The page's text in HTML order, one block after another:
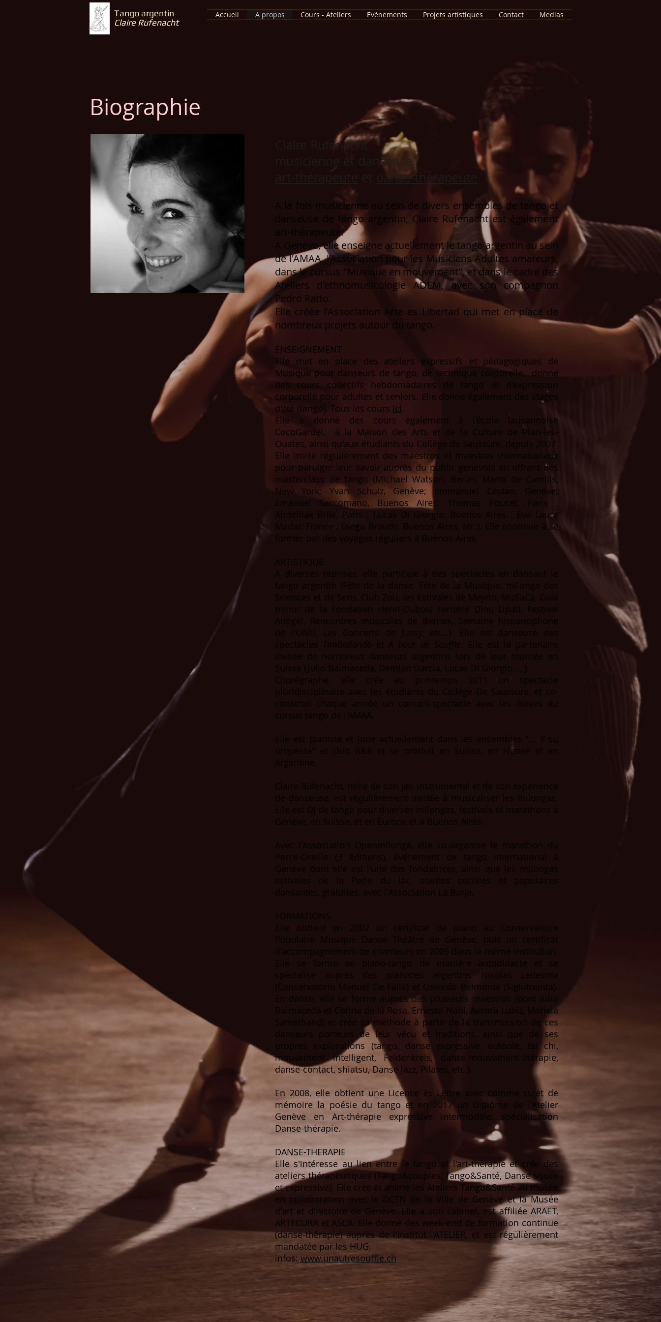
Tango argentin
Claire Rufenacht
Accueil A propos Cours - Ateliers Evénements Projets artistiques Contact Medias
Biographie
Claire Rufenacht
musicienne et danseuse
danse-thérapeute
A la fois musicienne au sein de divers ensembles de tango et
danseuse de tango argentin, Claire Rufenacht est également
art-thérapeute.
A Genève, elle enseigne actuellement le tango argentin au sein
de l'AMAA, l’Association pour les Musiciens Adultes amateurs,
dans le cursus "Musique en mouvement", et dans le cadre des
Ateliers d'ethnomusicologie ADEM, avec son compagnon
Pedro Ratto.
Elle créée l'Association Arte es Libertad qui met en place de
nombreux projets autour du tango.
ENSEIGNEMENT
Elle met en place des ateliers expressifs et pédagogiques de
Musique pour danseurs de tango, de technique corporelle, donne
des cours collectifs hebdomadaires de tango et d'expression
corporelle pour adultes et seniors. Elle donne également des stages
d'été (tango). Tous les cours ici.
Elle a donné des cours également à l'école lausannoise
CocoGardel, à la Maison des Arts et de la Culture de Plan-les-
Ouates, ainsi qu'aux étudiants du Collège de Saussure, depuis 2007.
Elle invite régulièrement des maestros et maestras internationaux
pour partager leur savoir auprès du public genevois en offrant des
masterclass de tango (Michael Watson, Berlin; Mario de Camilis,
New York; Yvan Schulz, Genève; Emmanuel Castan, Genève;
Emanuel Saccomano, Buenos Aires; Thomas Poucet, Paris ;
Abdelhak Briki, Paris ; Lucas Di Giorgio, Buenos Aires ; Eva Laura
Madar, France ; Diego Braude, Buenos Aires, etc.). Elle continue à se
former par des voyages réguliers à Buenos Aires.
ARTISTIQUE
A diverses reprises, elle participe à des spectacles en dansant le
tango argentin (Fête de la danse, Fête de la Musique, milonga des
Sciences et de Sens, Club Zou, les Estivales de Meyrin, MuSaCa, Gala
minor de la Fondation Henri-Dubois Ferrière Dinu Lipati, Festival
Antigel, Rencontres musicales de Bernex, Semaine hispanophone
de l'ONU, Les Concerts de Jussy, etc…). Elle est danseuse des
spectacles Timbailando etA bout de Souffle. Elle est la partenaire
invitée de nombreux danseurs argentins lors de leur tournée en
Suisse (Julio Balmaceda, Demian Garcia, Lucas Di Giorgio, ...).
Chorégraphe, elle crée au printemps 2011 un spectacle
pluridisciplinaire avec les étudiants du Collège De Saussure, et co-
construit chaque année un concert-spectacle avec les élèves du
cursus tango de l'AMAA.
Elle est pianiste et joue actuellement dans les ensembles "... Y su
orquesta" et Duo R&R et se produit en Suisse, en France et en
Argentine.
Claire Rüfenacht, riche de son jeu instrumental et de son expérience
de danseuse, est régulièrement invitée à musicaliser les milongas.
Elle est DJ de tango pour diverses milongas, festivals et marathons à
Genève, en Suisse, et en Europe et à Buenos Aires.
Avec l'Association Openmilonga, elle co-organise le marathon du
Perce-Oreille (3 éditions), événement de tango international à
Genève dont elle est l'une des fondatrices, ainsi que les milongas
estivales de la Perle du lac, soirées sociales et populaires
dansantes, gratuites, avec l'Association La Barje.
FORMATIONS
Elle obtient en 2002 un certificat de piano au Conservatoire
Populaire Musique Danse Théâtre de Genève, puis un certificat
d'accompagnement de chanteurs en 2005 dans la même institution.
Elle se forme au piano-tango de manière autodidacte et se
spécialise auprès des pianistes argentins Nicolas Ledesma
(Conservatorio Manuel De Falla) et Osvaldo Belmonte (Siglotreinta).
En danse, elle se forme auprès des plusieurs maestros (dont Julio
Balmaceda et Corina de la Rosa, Ernesto Nani, Aurora Lubiz, Mariela
Sametband) et crée sa méthode à partir de la transmission de ces
danseurs porteurs de leur vécu et traditions, ainsi que de ses
propres explorations (tango, danse expressive, eutonie, tai chi,
mouvement intelligent, Feldenkreis, danse-mouvement-thérapie,
danse-contact, shiatsu, Danse jazz, Pilates, etc.).
En 2008, elle obtient une Licence ès Lettre avec comme sujet de
mémoire la poésie du tango et en 2017 un Diplôme de l'Atelier
Genève en Art-thérapie expressive intermodale, spécialisation
Danse-thérapie.
DANSE-THERAPIE
Elle s'intéresse au lien entre le tango et l'art-thérapie et crée des
ateliers thérapeutiques (Tango&couples, Tango&Santé, Danse souce
et expressive). Elle crée et anime les Ateliers Tango&Santé au musée
en collaboration avec le DCTN de la Ville de Genève et la Musée
d'art et d'histoire de Genève. Elle a son cabinet, est affiliée ARAET,
ARTECURA et ASCA. Elle donne des week-end de formation continue
(danse-thérapie) auprès de l'institut l'ATELIER, et est régulièrement
mandatée par les HUG.
infos: www.unautresouffle.ch